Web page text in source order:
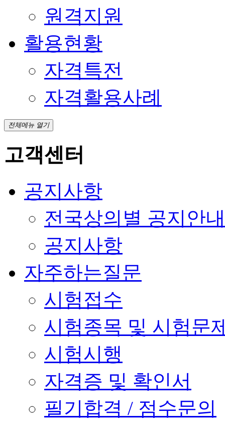
원격지원
활용현황
자격특전
자격활용사례
전체메뉴 열기
고객센터
공지사항
전국상의별 공지안내
공지사항
자주하는질문
시험접수
시험종목 및 시험문
시험시행
자격증 및 확인서
필기합격 / 점수문의